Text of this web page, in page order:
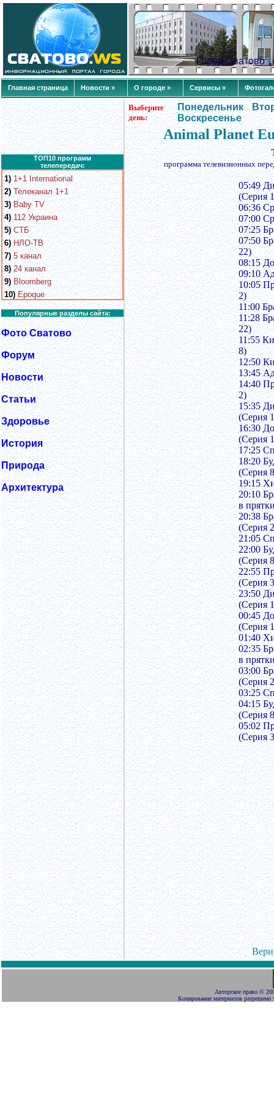
Город Сватово
Главная страница Новости » О городе » Сервисы »
ТОП10 программ
телепередач:
1) 1+1 International
2) Телеканал 1+1
3) Baby TV
4) 112 Украина
5) СТБ
6) НЛО-ТВ
7) 5 канал
8) 24 канал
9) Bloomberg
10) Epoque
Популярные разделы сайта:
Фото Сватово
Форум
Новости
Статьи
Здоровье
История
Природа
Архитектура
Выберите
день:
Понедельник
Воскресенье
Animal Planet
программа телевизионных
05:49
(Серия
06:36
07:00
07:25
07:50
22)
08:15
09:10
10:05
2)
11:00
11:28
22)
11:55
8)
12:50
13:45
14:40
2)
15:35
(Серия
16:30
(Серия
17:25
18:20
(Серия
19:15
20:10
в
20:38
(Серия
21:05
22:00
(Серия
22:55
(Серия
23:50
(Серия
00:45
(Серия
01:40
02:35
в
03:00
(Серия
03:25
04:15
(Серия
05:02
(Серия
Авторское право ©
Копирование материалов